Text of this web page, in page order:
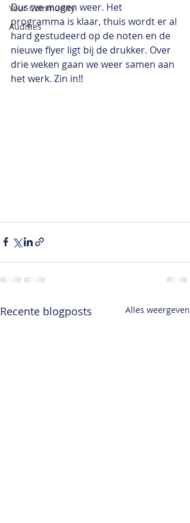
Your Community
Audities
Dus we mogen weer. Het
programma is klaar, thuis wordt er al
hard gestudeerd op de noten en de
nieuwe flyer ligt bij de drukker. Over
drie weken gaan we weer samen aan
het werk. Zin in!!
Recente blogposts Alles weergeven